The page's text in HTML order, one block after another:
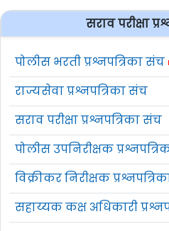
सराव परीक्षा
पोलीस भरती प्रश्नपत्रिका संच
राज्यसेवा प्रश्नपत्रिका संच
सराव परीक्षा प्रश्नपत्रिका संच
पोलीस उपनिरीक्षक
विक्रीकर निरीक्षक
सहाय्यक कक्ष अधिकारी